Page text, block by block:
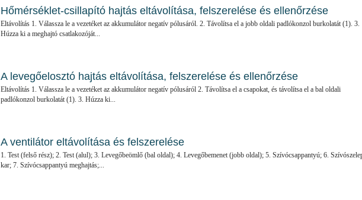
Hőmérséklet-csillapító hajtás eltávolítása, felszerelése és ellenőrzése
Eltávolítás 1. Válassza le a vezetéket az akkumulátor negatív pólusáról. 2. Távolítsa el a jobb oldali padlókonzol burkolatát (1). 3.
Húzza ki a meghajtó csatlakozóját...
A levegőelosztó hajtás eltávolítása, felszerelése és ellenőrzése
Eltávolítás 1. Válassza le a vezetéket az akkumulátor negatív pólusáról 2. Távolítsa el a csapokat, és távolítsa el a bal oldali
padlókonzol burkolatát (1). 3. Húzza ki...
A ventilátor eltávolítása és felszerelése
1. Test (felső rész); 2. Test (alul); 3. Levegőbeömlő (bal oldal); 4. Levegőbemenet (jobb oldal); 5. Szívócsappantyú; 6.
kar; 7. Szívócsappantyú meghajtás;...